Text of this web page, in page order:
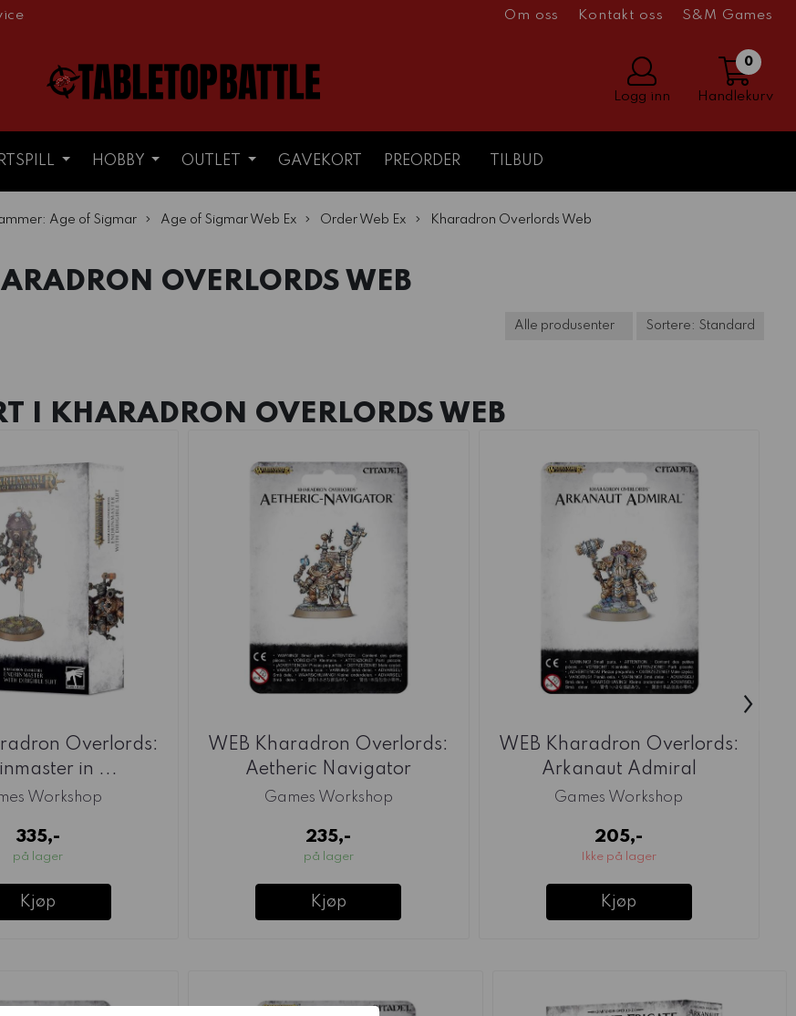
Om oss Kontakt oss S&M Games
Logg inn
0
Handlekurv
HOBBY OUTLET GAVEKORT PREORDER TILBUD
Age of Sigmar Age of Sigmar Web Ex Order Web Ex Kharadron Overlords Web
OVERLORDS WEB
I KHARADRON OVERLORDS WEB
Overlords:
in ...
Workshop
335,-
på lager
Kjøp
WEB Kharadron Overlords:
Aetheric Navigator
Games Workshop
235,-
på lager
Kjøp
WEB Kharadron Overlords:
Arkanaut Admiral
Games Workshop
205,-
Ikke på lager
Kjøp
›